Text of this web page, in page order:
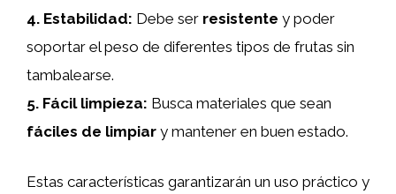
4. Estabilidad: Debe ser resistente y poder
soportar el peso de diferentes tipos de frutas sin
tambalearse.
5. Fácil limpieza: Busca materiales que sean
fáciles de limpiar y mantener en buen estado.
Estas características garantizarán un uso práctico y